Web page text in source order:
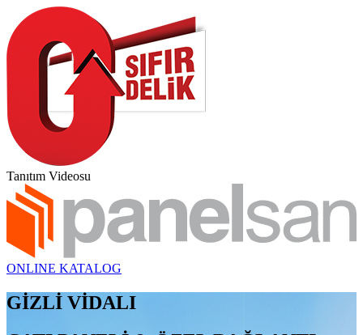
Tanıtım Videosu
ONLINE KATALOG
GİZLİ VİDALI